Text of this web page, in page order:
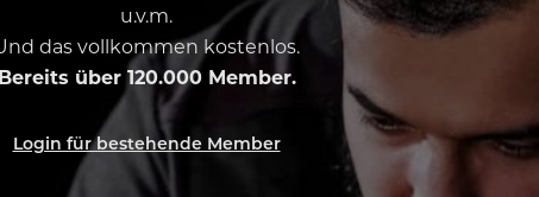
u.v.m.
das vollkommen kostenlos.
Bereits über 120.000 Member.
Login für bestehende Member